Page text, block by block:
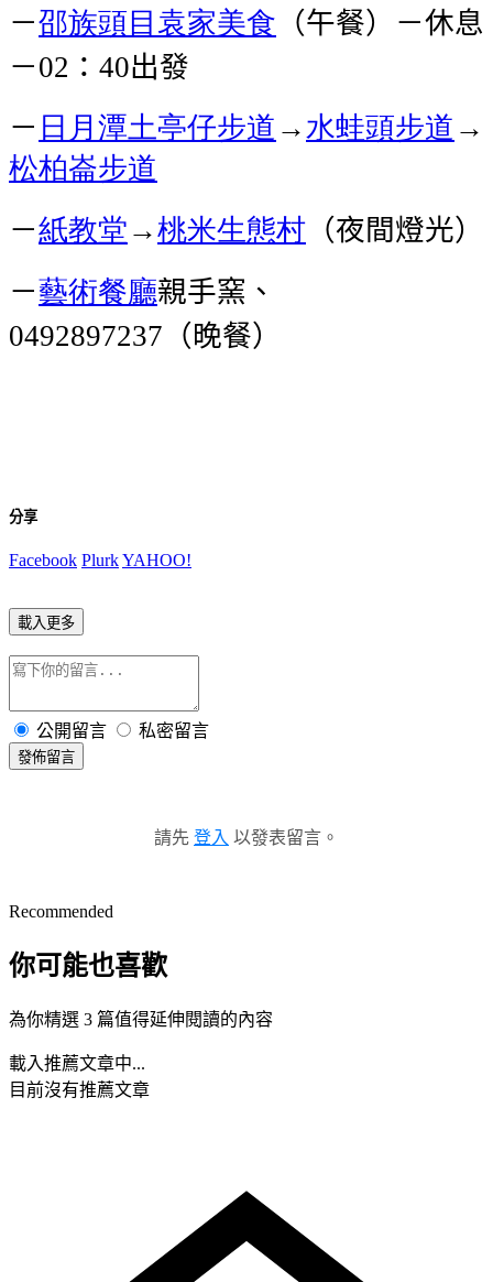
－邵族頭目袁家美食 （午餐）－休息
－02 ： 40出發
－ 日月潭土亭仔步道→水蛙頭步道→
松柏崙步道
－紙教堂→桃米生態村 （夜間燈光）
－藝術餐廳親手窯、
0492897237 （晚餐）
分享
Facebook PlurkYAHOO!
載入更多
公開留言 私密留言
發佈留言
請先 登入 以發表留言。
Recommended
你可能也喜歡
為你精選 3 篇值得延伸閱讀的內容
載入推薦文章中...
目前沒有推薦文章